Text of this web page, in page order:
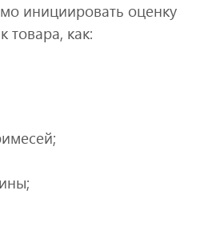
инициировать оценку
товара, как: